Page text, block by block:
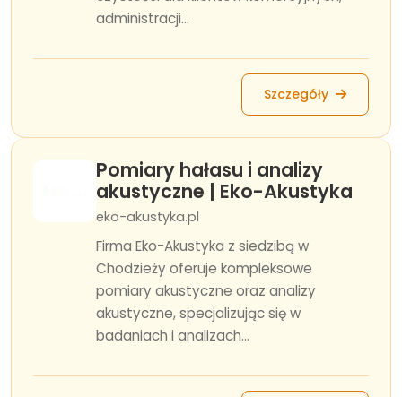
administracji...
Szczegóły
Pomiary hałasu i analizy
akustyczne | Eko-Akustyka
eko-akustyka.pl
Firma Eko-Akustyka z siedzibą w
Chodzieży oferuje kompleksowe
pomiary akustyczne oraz analizy
akustyczne, specjalizując się w
badaniach i analizach...